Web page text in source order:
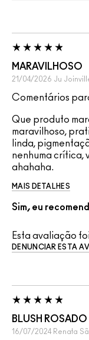
MARAVILHOSO
21/04/2026 Ju
Comentários
Que produto
maravilhoso,
linda,
nenhuma crítica,
ahahaha.
MAIS DETALHES
Sim, eu
Esta avaliação
DENUNCIAR ESTA
BLUSH
16/07/2024 Renata